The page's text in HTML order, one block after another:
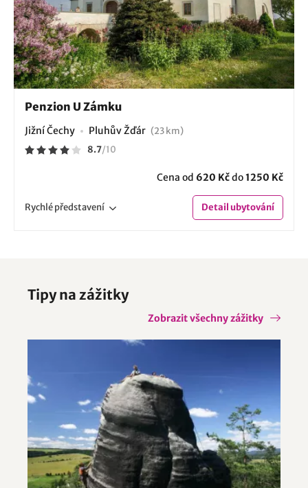
Penzion U Zámku
Jižní Čechy Pluhův Žďár (23 km)
8.7/10
Cena od 620 Kčdo1250 Kč
Rychlépředstavení Detailubytování
Tipy na zážitky
Zobrazit všechny zážitky